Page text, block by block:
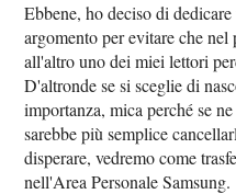
Ebbene, ho deciso di
argomento per evitare che nel
all'altro uno dei miei lettori
D'altronde se si sceglie di
importanza, mica perché se
sarebbe più semplice
disperare, vedremo come
nell'Area Personale Samsung.